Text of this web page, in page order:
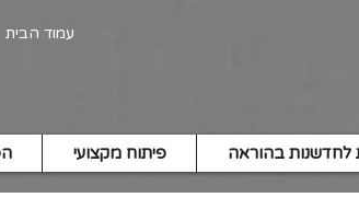
עמוד הבית
פיתוח מקצועי לחדשנות בהוראה